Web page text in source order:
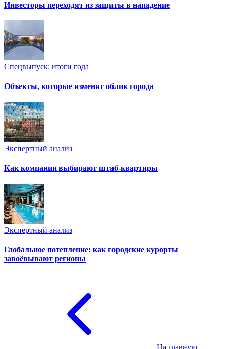
Инвесторы переходят из защиты в нападение
Спецвыпуск: итоги года
Объекты, которые изменят облик города
Экспертный анализ
Как компании выбирают штаб-квартиры
Экспертный анализ
Глобальное потепление: как городские курорты
завоёвывают регионы
На главную